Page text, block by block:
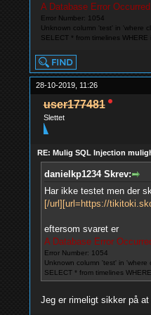
A Database Error Occurred
Error Number: 1054
Unknown column 'test' in 'where
SELECT * from timelines
28-10-2019, 11:26
user177481
Slettet
RE: Mulig SQL Injection
danielkp1234 Skrev:
Har ikke testet men der
[/url][url=https://
eftersom svaret er
A Database Error
Error Number: 1054
Unknown column 'test' in 'where
SELECT * from timelines
Jeg er rimeligt sikker på at